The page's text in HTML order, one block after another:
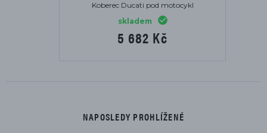
Koberec Ducati pod motocykl
skladem
5 682 Kč
NAPOSLEDY PROHLÍŽENÉ